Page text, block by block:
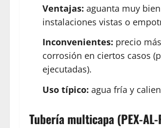
Ventajas: aguanta muy
instalaciones vistas o
Inconvenientes: precio
corrosión en ciertos casos
ejecutadas).
Uso típico: agua fría y
Tubería multicapa (PEX-